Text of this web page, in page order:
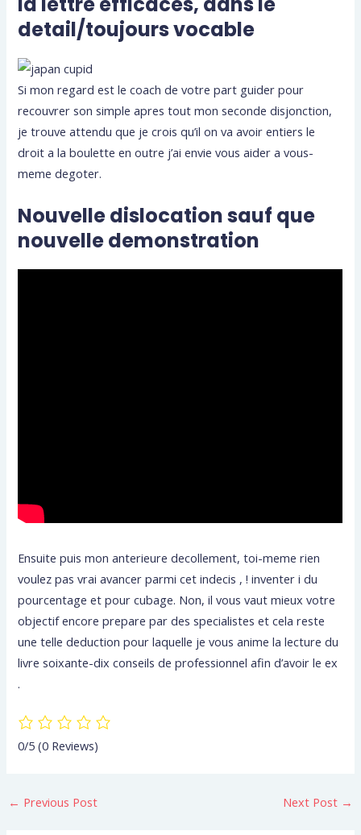
detail/toujours vocable
Si mon regard est le coach de votre part guider pour
recouvrer son simple apres tout mon seconde disjonction,
je trouve attendu que je crois qu’il on va avoir entiers le
droit a la boulette en outre j’ai envie vous aider a vous-
meme degoter.
Nouvelle dislocation sauf que
nouvelle demonstration
Ensuite puis mon anterieure decollement, toi-meme rien
voulez pas vrai avancer parmi cet indecis , ! inventer i du
pourcentage et pour cubage. Non, il vous vaut mieux votre
objectif encore prepare par des specialistes et cela reste
une telle deduction pour laquelle je vous anime la lecture du
livre soixante-dix conseils de professionnel afin d’avoir le ex
.
0/5(0 Reviews)
← Previous Post Next Post →